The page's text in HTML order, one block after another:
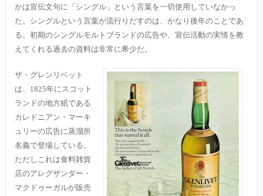
かは宣伝文句に「シングル」という言葉を一切使用していなかっ
た。シングルという言葉が流行りだすのは、かなり後年のことであ
る。初期のシングルモルトブランドの広告や、宣伝活動の実情を教
えてくれる過去の資料は非常に希少だ。
ザ・グレンリベット
は、1825年にスコット
ランドの地方紙である
カレドニアン・マーキ
ュリーの広告に蒸溜所
名義で登場している。
ただしこれは食料雑貨
店のアレグザンダー・
マクドゥーガルが販売